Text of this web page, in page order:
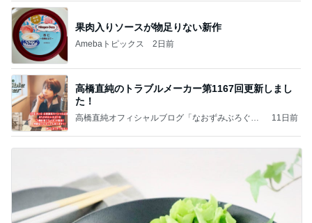
果肉入りソースが物足りない新作
Amebaトピックス 2日前
高橋直純のトラブルメーカー第1167回更新しまし
た！
高橋直純オフィシャルブログ「なおずみぶろぐ」
11日前